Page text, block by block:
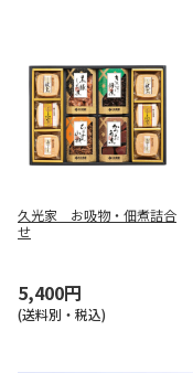
久光家 お吸物・佃煮詰合
せ
5,400円
(送料別・税込)